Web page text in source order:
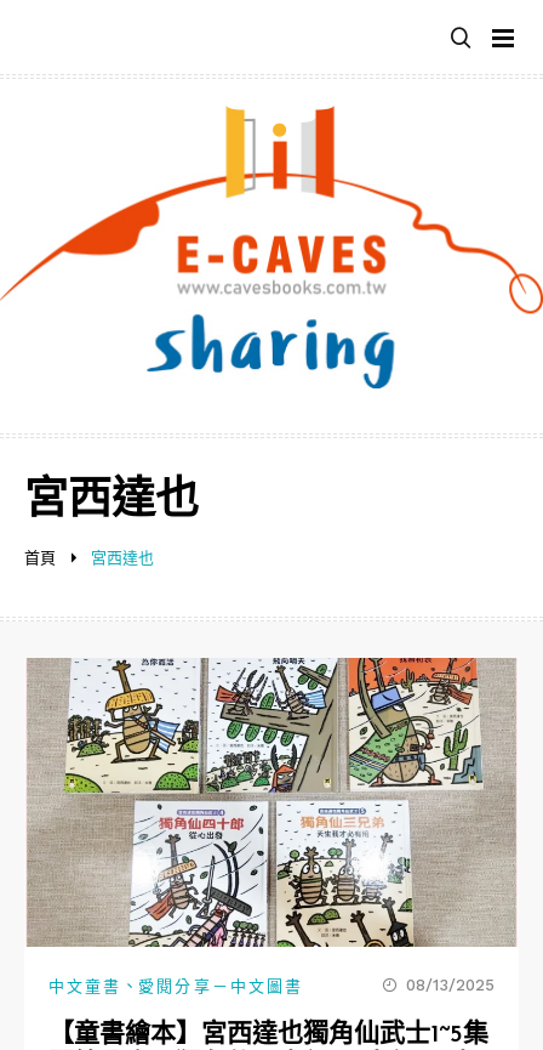
主
首頁 宮西達也
宮西達也
中文童書 、 愛閱分享－中文圖書 08/13/2025
【童書繪本】宮西達也獨角仙武士1~5集